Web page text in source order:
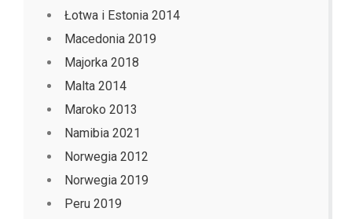
Łotwa i Estonia 2014
Macedonia 2019
Majorka 2018
Malta 2014
Maroko 2013
Namibia 2021
Norwegia 2012
Norwegia 2019
Peru 2019